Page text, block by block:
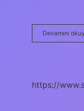
Devamını
https://